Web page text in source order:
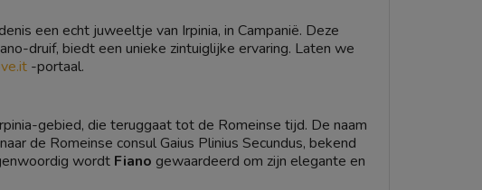
een echt juweeltje van Irpinia, in Campanië. Deze
druif, biedt een unieke zintuiglijke ervaring. Laten we
-portaal.
gebied, die teruggaat tot de Romeinse tijd. De naam
de Romeinse consul Gaius Plinius Secundus, bekend
wordt Fiano gewaardeerd om zijn elegante en